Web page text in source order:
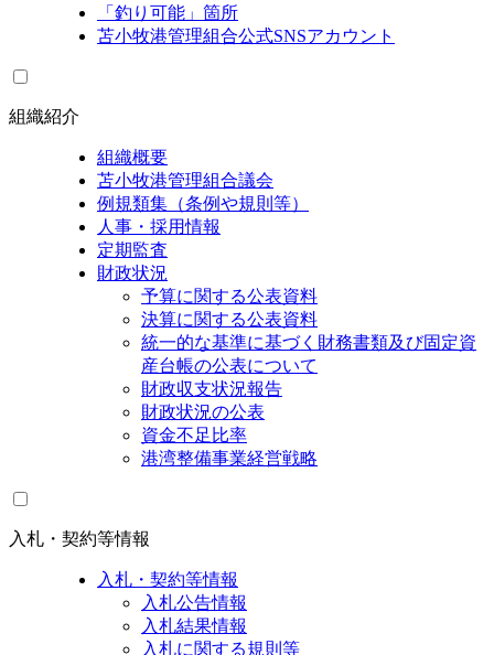
「釣り可能」箇所
苫小牧港管理組合公式SNSアカウント
組織紹介
組織概要
苫小牧港管理組合議会
例規類集（条例や規則等）
人事・採用情報
定期監査
財政状況
予算に関する公表資料
決算に関する公表資料
統一的な基準に基づく財務書類及び固定資
産台帳の公表について
財政収支状況報告
財政状況の公表
資金不足比率
港湾整備事業経営戦略
入札・契約等情報
入札・契約等情報
入札公告情報
入札結果情報
入札に関する規則等